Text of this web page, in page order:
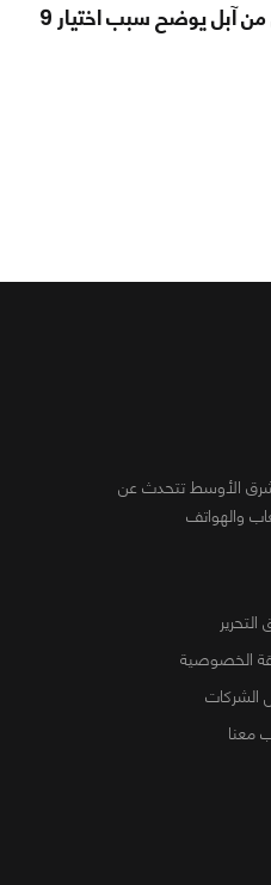
تسريب iPhone 18e الأرخص من آبل يوضح سبب اختيار 9
الأوسط تتحدث عن
والهواتف
التحرير
الخصوصية
الشركات
معنا